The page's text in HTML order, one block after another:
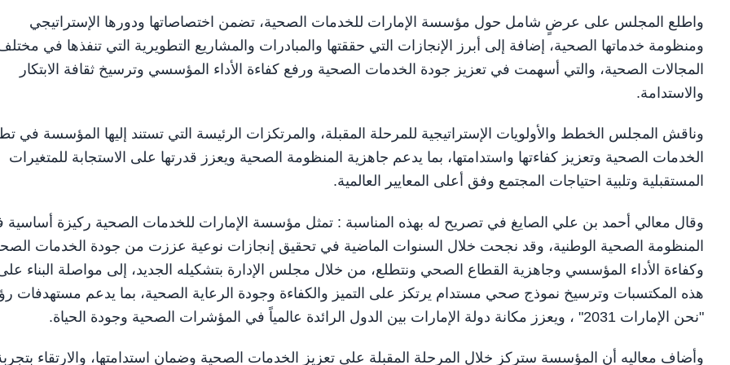
واطلع المجلس على عرضٍ شامل حول مؤسسة الإمارات للخدمات الصحية، تضمن اختصاصاتها ودورها الإستراتيجي
ومنظومة خدماتها الصحية، إضافة إلى أبرز الإنجازات التي حققتها والمبادرات والمشاريع التطويرية التي تنفذها في
المجالات الصحية، والتي أسهمت في تعزيز جودة الخدمات الصحية ورفع كفاءة الأداء المؤسسي وترسيخ ثقافة الابتكار
والاستدامة.
وناقش المجلس الخطط والأولويات الإستراتيجية للمرحلة المقبلة، والمرتكزات الرئيسة التي تستند إليها المؤسسة في
الخدمات الصحية وتعزيز كفاءتها واستدامتها، بما يدعم جاهزية المنظومة الصحية ويعزز قدرتها على الاستجابة للمتغيرات
المستقبلية وتلبية احتياجات المجتمع وفق أعلى المعايير العالمية.
وقال معالي أحمد بن علي الصايغ في تصريح له بهذه المناسبة : تمثل مؤسسة الإمارات للخدمات الصحية ركيزة أساسية
المنظومة الصحية الوطنية، وقد نجحت خلال السنوات الماضية في تحقيق إنجازات نوعية عززت من جودة الخدمات
وكفاءة الأداء المؤسسي وجاهزية القطاع الصحي ونتطلع، من خلال مجلس الإدارة بتشكيله الجديد، إلى مواصلة البناء
هذه المكتسبات وترسيخ نموذج صحي مستدام يرتكز على التميز والكفاءة وجودة الرعاية الصحية، بما يدعم مستهدفات
"نحن الإمارات 2031" ، ويعزز مكانة دولة الإمارات بين الدول الرائدة عالمياً في المؤشرات الصحية وجودة الحياة.
وأضاف معاليه أن المؤسسة ستركز خلال المرحلة المقبلة على تعزيز الخدمات الصحية وضمان استدامتها، والارتقاء